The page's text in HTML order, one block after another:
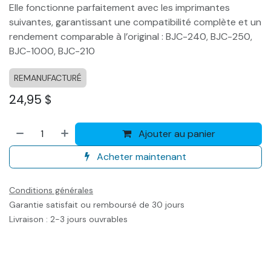
Elle fonctionne parfaitement avec les imprimantes
suivantes, garantissant une compatibilité complète et un
rendement comparable à l’original : BJC-240, BJC-250,
BJC-1000, BJC-210
REMANUFACTURÉ
24,95 $
Ajouter au panier
Acheter maintenant
Conditions générales
Garantie satisfait ou remboursé de 30 jours
Livraison : 2-3 jours ouvrables